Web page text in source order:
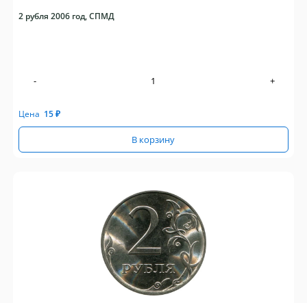
2 рубля 2006 год, СПМД
- +
Цена 15₽
В корзину